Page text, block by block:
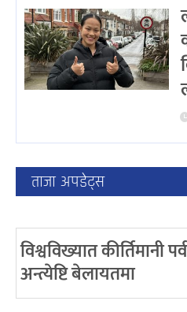
ताजा अपडेट्स
विश्वविख्यात कीर्तिमानी
अन्त्येष्टि बेलायतमा